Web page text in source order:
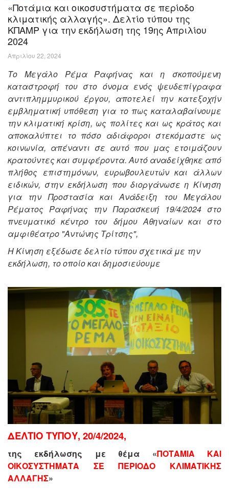
«Ποτάμια και οικοσυστήματα σε περίοδο
κλιματικής αλλαγής». Δελτίο τύπου της
ΚΠΑΜΡ για την εκδήλωση της 19ης Απριλίου
2024
Απριλίου 22, 2024
Το Μεγάλο Ρέμα Ραφήνας και η σκοπούμενη
καταστροφή του στο όνομα ενός ψευδεπίγραφα
αντιπλημμυρικού έργου, αποτελεί την κατεξοχήν
εμβληματική υπόθεση για το πως καταλαβαίνουμε
την κλιματική κρίση, ως πολίτες και ως κράτος και
αποκαλύπτει το πόσο αδιάφοροι στεκόμαστε ως
κοινωνία, απέναντι σε αυτό που μας ετοιμάζουν
κρατούντες και συμφέροντα. Αυτό αναδείχθηκε από
πλήθος επιστημόνων, ευρωβουλευτών και άλλων
ειδικών, στην εκδήλωση που διοργάνωσε η Κίνηση
για την Προστασία και Ανάδειξη του Μεγάλου
Ρέματος Ραφήνας την Παρασκευή 19/4/2024 στο
πνευματικό κέντρο του δήμου Αθηναίων και στο
αμφιθέατρο "Αντώνης Τρίτσης",
Η Κίνηση εξέδωσε δελτίο τύπου σχετικά με την
εκδήλωση, το οποίο και δημοσιεύουμε
ΔΕΛΤΙΟ ΤΥΠΟΥ, 20/4/2024,
της εκδήλωσης με θέμα «ΠΟΤΑΜΙΑ ΚΑΙ
ΟΙΚΟΣΥΣΤΗΜΑΤΑ ΣΕ ΠΕΡΙΟΔΟ ΚΛΙΜΑΤΙΚΗΣ
ΑΛΛΑΓΗΣ»